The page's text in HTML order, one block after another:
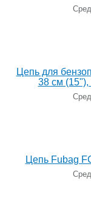
Цепь для
38 см (15"),
Цепь Fubag